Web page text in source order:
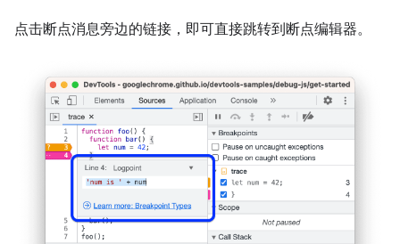
点击断点消息旁边的链接，即可直接跳转到断点编辑器。